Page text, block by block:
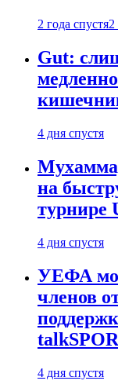
2 года спустя2
Gut:
4 дня спустя
на
турнире
4 дня спустя
УЕФА
членов
4 дня спустя